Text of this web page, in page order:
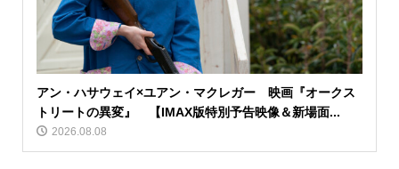
アン・ハサウェイ×ユアン・マクレガー 映画『オークス
トリートの異変』 【IMAX版特別予告映像＆新場面...
2026.08.08